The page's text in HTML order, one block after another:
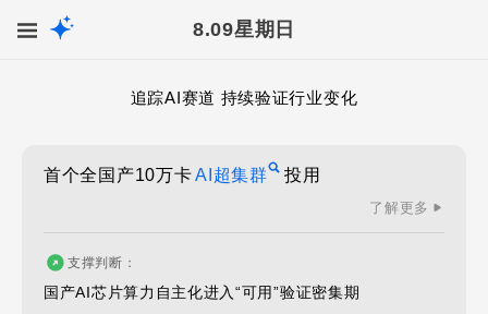
8.09星期日
追踪AI赛道 持续验证行业变化
首个全国产10万卡AI超集群 投用
了解更多
支撑判断：
国产AI芯片算力自主化进入“可用”验证密集期